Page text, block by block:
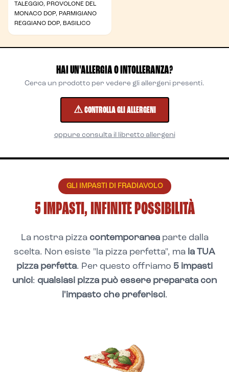
TALEGGIO, PROVOLONE DEL
MONACO DOP, PARMIGIANO
REGGIANO DOP, BASILICO
HAI UN'ALLERGIA O INTOLLERANZA?
Cerca un prodotto per vedere gli allergeni presenti.
⚠ CONTROLLA GLI ALLERGENI
oppure consulta il libretto allergeni
GLI IMPASTI DI FRADIAVOLO
5 IMPASTI, INFINITE POSSIBILITÀ
La nostra pizza contemporaneaparte dalla
scelta. Non esiste "la pizza perfetta", ma la TUA
pizza perfetta. Per questo offriamo 5 impasti
unici: qualsiasi pizza può essere preparata con
l'impasto che preferisci.